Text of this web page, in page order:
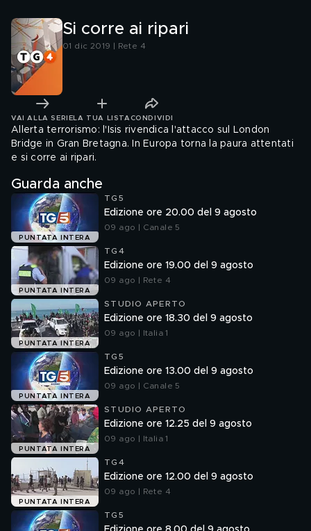
Si corre ai ripari
01 dic 2019 | Rete 4
VAI ALLA SERIE LA TUA LISTA CONDIVIDI
Allerta terrorismo: l'Isis rivendica l'attacco sul London
Bridge in Gran Bretagna. In Europa torna la paura attentati
e si corre ai ripari.
Guarda anche
PUNTATA INTERA
TG5
Edizione ore 20.00 del 9 agosto
09 ago | Canale 5
PUNTATA INTERA
TG4
Edizione ore 19.00 del 9 agosto
09 ago | Rete 4
PUNTATA INTERA
STUDIO APERTO
Edizione ore 18.30 del 9 agosto
09 ago | Italia 1
PUNTATA INTERA
TG5
Edizione ore 13.00 del 9 agosto
09 ago | Canale 5
PUNTATA INTERA
STUDIO APERTO
Edizione ore 12.25 del 9 agosto
09 ago | Italia 1
PUNTATA INTERA
TG4
Edizione ore 12.00 del 9 agosto
09 ago | Rete 4
TG5